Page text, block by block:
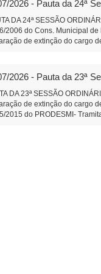
2026 - Pauta da 24ª
DA 24ª SESSÃO
2006 do Cons. Municipal
de extinção do cargo
de Fomento com o CTG
denominado “Parque
dos Rios Pinto,
Presidente
2026 - Pauta da 23ª
DA 23ª SESSÃO
de extinção do cargo
2015 do PRODESMI-